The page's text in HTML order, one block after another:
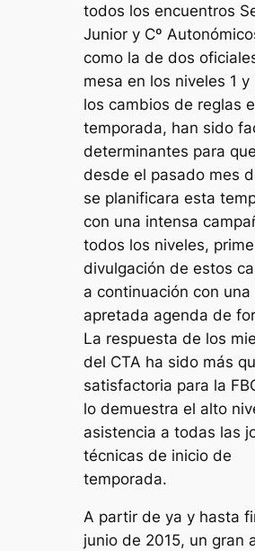
todos los encuentros
Junior y Cº
como la de dos
mesa en los niveles 1 y
los cambios de reglas
temporada, han sido
determinantes para
desde el pasado mes
se planificara esta
con una intensa
todos los niveles,
divulgación de estos
a continuación con una
apretada agenda de
La respuesta de los
del CTA ha sido más
satisfactoria para la
lo demuestra el alto
asistencia a todas las
técnicas de inicio de
temporada.
A partir de ya y hasta
junio de 2015, un gran